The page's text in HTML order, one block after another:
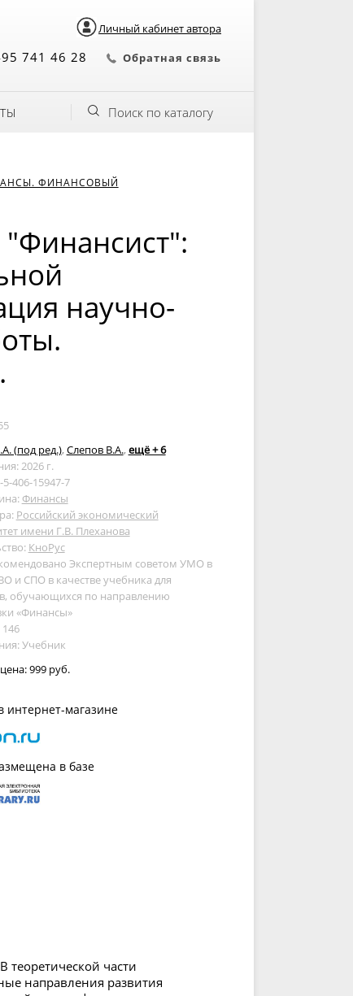
Личный кабинет автора
741 46 28 Обратная связь
Поиск по каталогу
ФИНАНСОВЫЙ
научно-
(под ред.), Слепов В.А., ещё + 6
2026 г.
5-406-15947-7
Финансы
Российский экономический
имени Г.В. Плеханова
КноРус
Экспертным советом УМО в
и СПО в качестве учебника для
обучающихся по направлению
«Финансы»
Учебник
999 руб.
интернет-магазине
в базе
теоретической части
направления развития